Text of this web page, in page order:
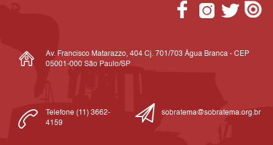
Av. Francisco Matarazzo, 404 Cj. 701/703 Água Branca - CEP
05001-000 São Paulo/SP
Telefone (11) 3662-
4159
sobratema@sobratema.org.br